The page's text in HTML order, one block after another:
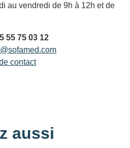
au vendredi de 9h à 12h et de
55 75 03 12
contact
aussi